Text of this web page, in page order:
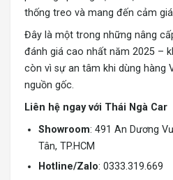
thống treo và mang đến cảm
Đây là một trong những nâng
đánh giá cao nhất năm 2025 –
còn vì sự an tâm khi dùng hàng
nguồn gốc.
Liên hệ ngay với Thái Ngà Car
Showroom: 491 An Dương
Tân, TP.HCM
Hotline/Zalo: 0333.319.669